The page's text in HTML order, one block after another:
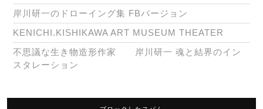
岸川研一のドローイング集 FBバージョン
KENICHI.KISHIKAWA ART MUSEUM THEATER
不思議な生き物造形作家 岸川研一 魂と結界のイン
スタレーション